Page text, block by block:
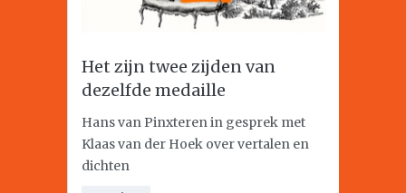
Het zijn twee zijden van
dezelfde medaille
Hans van Pinxteren in gesprek met
Klaas van der Hoek over vertalen en
dichten